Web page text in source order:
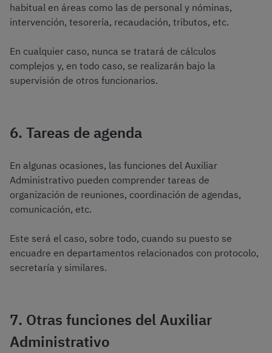
habitual en áreas como las de personal y nóminas,
intervención, tesorería, recaudación, tributos, etc.
En cualquier caso, nunca se tratará de cálculos
complejos y, en todo caso, se realizarán bajo la
supervisión de otros funcionarios.
6. Tareas de agenda
En algunas ocasiones, las funciones del Auxiliar
Administrativo pueden comprender tareas de
organización de reuniones, coordinación de agendas,
comunicación, etc.
Este será el caso, sobre todo, cuando su puesto se
encuadre en departamentos relacionados con protocolo,
secretaría y similares.
7. Otras funciones del Auxiliar
Administrativo